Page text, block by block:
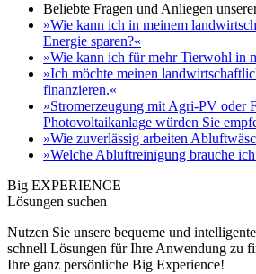
Beliebte Fragen und Anliegen
»Wie kann ich in meinem
Energie sparen?«
»Wie kann ich für mehr Tierwohl in
»Ich möchte meinen
finanzieren.«
»Stromerzeugung mit Agri-PV oder
Photovoltaikanlage würden Sie
»Wie zuverlässig arbeiten
»Welche Abluftreinigung brauche
Big EXPERIENCE
Lösungen suchen
Nutzen Sie unsere bequeme und
schnell Lösungen für Ihre Anwendung zu
Ihre ganz persönliche Big Experience!